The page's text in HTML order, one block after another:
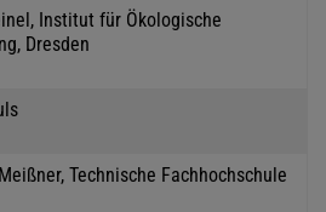
Institut für Ökologische
Dresden
Technische Fachhochschule